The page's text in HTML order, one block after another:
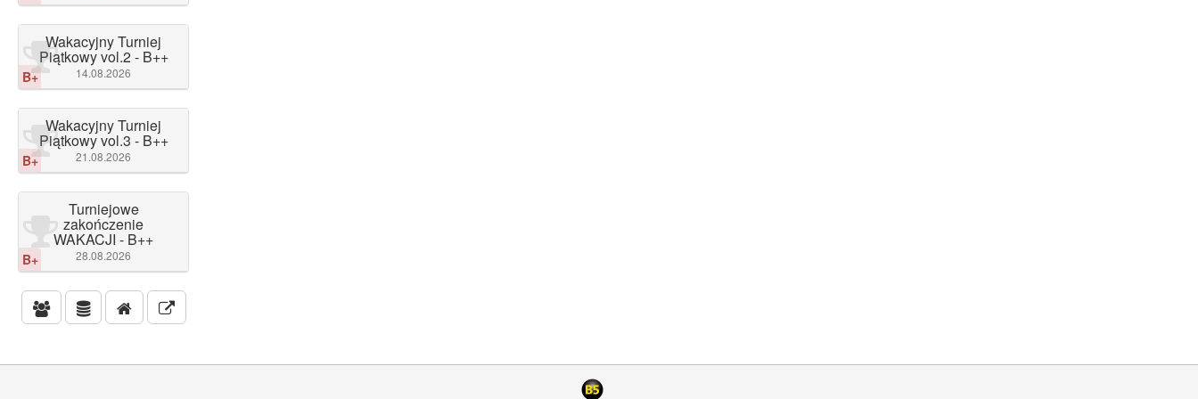
B+
Wakacyjny Turniej
Piątkowy vol.2 - B++
14.08.2026
B+
Wakacyjny Turniej
Piątkowy vol.3 - B++
21.08.2026
B+
Turniejowe
zakończenie
WAKACJI - B++
28.08.2026